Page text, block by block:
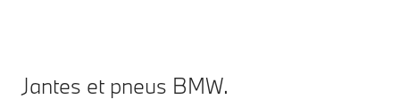
Jantes et pneus BMW.